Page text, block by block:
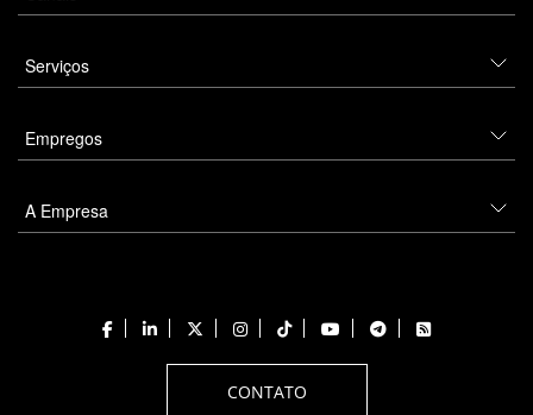
Serviços
Empregos
A Empresa
CONTATO